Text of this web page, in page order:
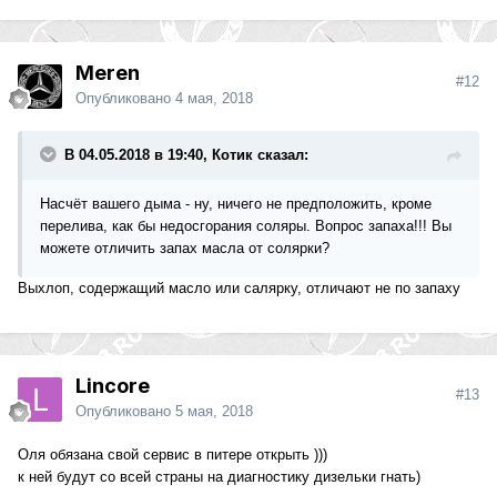
Merеn
Опубликовано 4 мая, 2018
#12
В 04.05.2018 в 19:40, Котик сказал:
Насчёт вашего дыма - ну, ничего не предположить, кроме
перелива, как бы недосгорания соляры. Вопрос запаха!!! Вы
можете отличить запах масла от солярки?
Выхлоп, содержащий масло или салярку, отличают не по запаху
Lincore
Опубликовано 5 мая, 2018
#13
Оля обязана свой сервис в питере открыть )))
к ней будут со всей страны на диагностику дизельки гнать)